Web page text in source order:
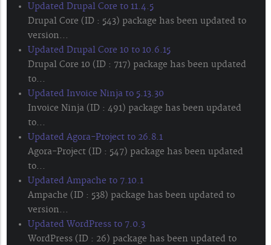
Updated Drupal Core to 11.4.5
Drupal Core (ID : 543) package has been updated to
version...
Updated Drupal Core 10 to 10.6.15
Drupal Core 10 (ID : 717) package has been updated
to...
Updated Invoice Ninja to 5.13.30
Invoice Ninja (ID : 491) package has been updated
to...
Updated Agora-Project to 26.8.1
Agora-Project (ID : 547) package has been updated
to...
Updated Ampache to 7.10.1
Ampache (ID : 538) package has been updated to
version...
Updated WordPress to 7.0.3
WordPress (ID : 26) package has been updated to